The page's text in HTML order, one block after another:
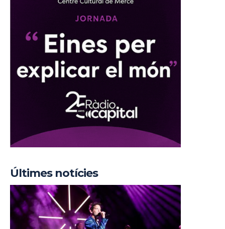
Últimes notícies